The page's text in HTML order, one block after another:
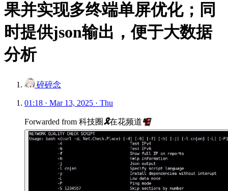
果并实现多终端单屏优化；同
时提供json输出，便于大数据
分析
碎碎念
01:18 · Mar 13, 2025 · Thu
Forwarded from 科技圈🎗在花频道📮